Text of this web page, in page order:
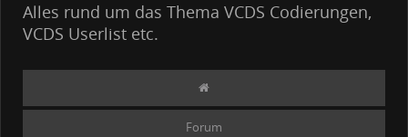
Alles rund um das Thema VCDS Codierungen,
VCDS Userlist etc.
Forum